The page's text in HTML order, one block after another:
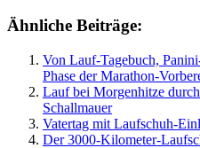
Ähnliche Beiträge:
Von Lauf-Tagebuch,
Phase der Marathon-
Lauf bei Morgenhitze
Schallmauer
Vatertag mit Laufschuh-
Der 3000-Kilometer-